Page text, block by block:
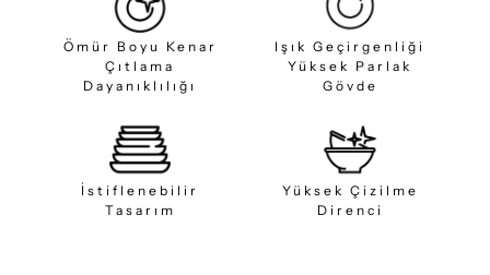
Ömür Boyu Kenar
Çıtlama
Dayanıklılığı
Işık Geçirgenliği
Yüksek Parlak
Gövde
İstiflenebilir
Tasarım
Yüksek Çizilme
Direnci